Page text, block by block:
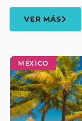
MÉXICO
VER MÁS